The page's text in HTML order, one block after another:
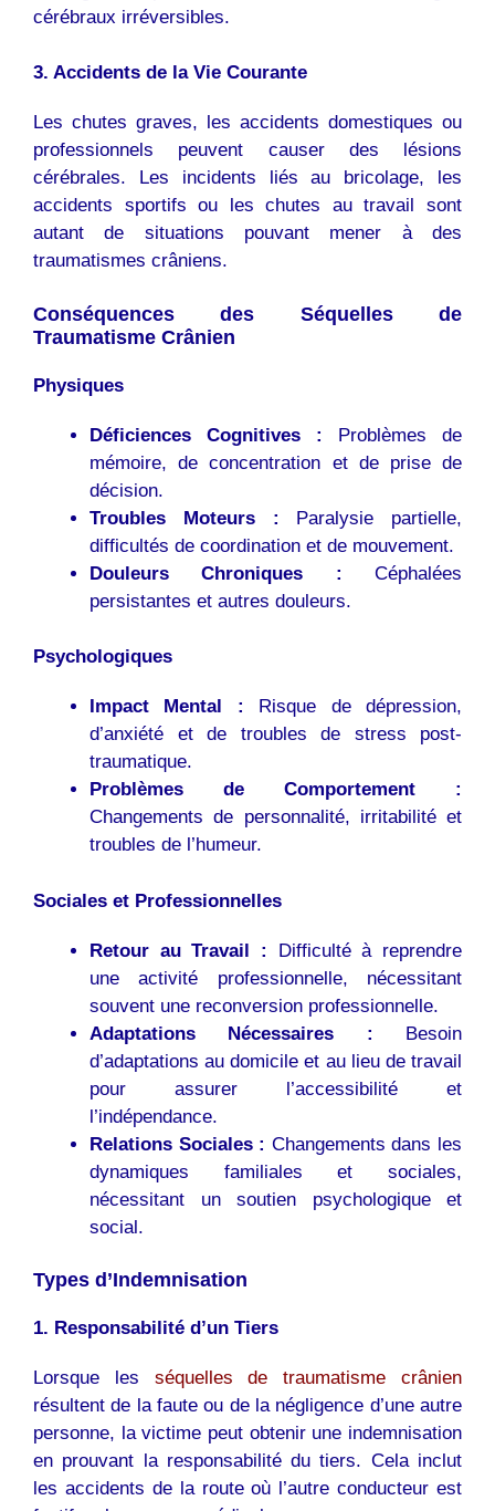
cérébraux irréversibles.
3. Accidents de la Vie Courante
Les chutes graves, les accidents domestiques ou
professionnels peuvent causer des lésions
cérébrales. Les incidents liés au bricolage, les
accidents sportifs ou les chutes au travail sont
autant de situations pouvant mener à des
traumatismes crâniens.
Conséquences des Séquelles de
Traumatisme Crânien
Physiques
Déficiences Cognitives :
Problèmes de
mémoire, de concentration et de prise de
décision.
Troubles Moteurs : Paralysie partielle,
difficultés de coordination et de mouvement.
Douleurs Chroniques : Céphalées
persistantes et autres douleurs.
Psychologiques
Impact Mental : Risque de dépression,
d’anxiété et de troubles de stress post-
traumatique.
Problèmes de Comportement :
Changements de personnalité, irritabilité et
troubles de l’humeur.
Sociales et Professionnelles
Retour au Travail :
Difficulté à reprendre
une activité professionnelle, nécessitant
souvent une reconversion professionnelle.
Adaptations Nécessaires : Besoin
d’adaptations au domicile et au lieu de travail
pour assurer l’accessibilité et
l’indépendance.
Relations Sociales : Changements dans les
dynamiques familiales et sociales,
nécessitant un soutien psychologique et
social.
Types d’Indemnisation
1. Responsabilité d’un Tiers
Lorsque les séquelles de traumatisme crânien
résultent de la faute ou de la négligence d’une autre
personne, la victime peut obtenir une indemnisation
en prouvant la responsabilité du tiers. Cela inclut
les accidents de la route où l’autre conducteur est